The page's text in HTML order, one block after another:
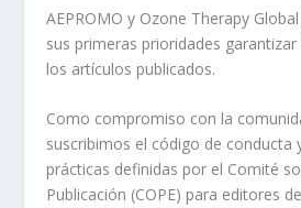
AEPROMO y Ozone Therapy
sus primeras prioridades
los artículos publicados.
Como compromiso con la
suscribimos el código de conducta
prácticas definidas por el Comité
Publicación (COPE) para editores